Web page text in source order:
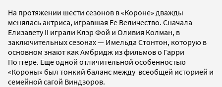
На протяжении шести сезонов в «Короне» дважды
менялась актриса, игравшая Ее Величество. Сначала
Елизавету II играли Клэр Фой и Оливия Колман, в
заключительных сезонах — Имельда Стонтон, которую в
основном знают как Амбридж из фильмов о Гарри
Поттере. Еще одной отличительной особенностью
«Короны» был тонкий баланс между всеобщей историей и
семейной сагой Виндзоров.